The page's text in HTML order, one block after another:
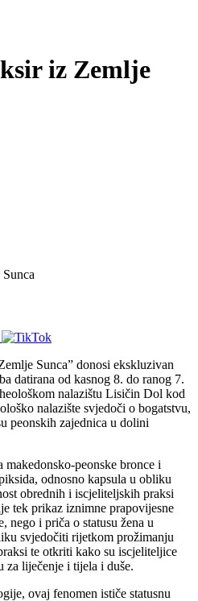
iz Zemlje
Sunca” donosi ekskluzivan
datirana od kasnog 8. do ranog 7.
nalazištu Lisičin Dol kod
nalazište svjedoči o bogatstvu,
peonskih zajednica u dolini
makedonsko-peonske bronce i
odnosno kapsula u obliku
obrednih i iscjeliteljskih praksi
tek prikaz iznimne prapovijesne
nego i priča o statusu žena u
svjedočiti rijetkom prožimanju
te otkriti kako su iscjeliteljice
za liječenje i tijela i duše.
ovaj fenomen ističe statusnu